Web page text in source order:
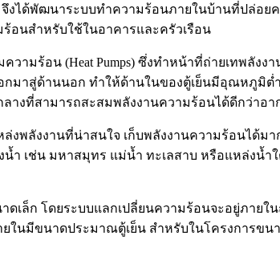
จึงได้พัฒนาระบบทำความร้อนภายในบ้านที่ปล่อ
อนสำหรับใช้ในอาคารและครัวเรือน
ามร้อน (Heat Pumps) ซึ่งทำหน้าที่ถ่ายเทพลัง
มาสู่ด้านนอก ทำให้ด้านในของตู้เย็นมีอุณหภูมิต่
ลางที่สามารถสะสมพลังงานความร้อนได้ดีกว่าอา
หล่งพลังงานที่น่าสนใจ เก็บพลังงานความร้อนได้
งน้ำ เช่น มหาสมุทร แม่น้ำ ทะเลสาบ หรือแหล่ง
เล็ก โดยระบบแลกเปลี่ยนความร้อนจะอยู่ภายใ
ในมีขนาดประมาณตู้เย็น สำหรับในโครงการข